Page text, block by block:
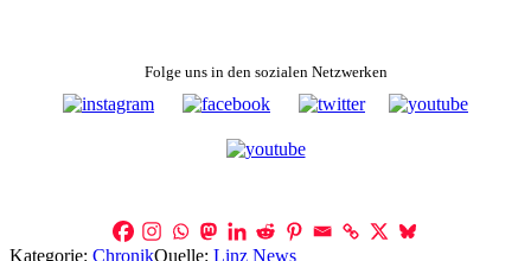
Folge uns in den sozialen Netzwerken
Kategorie: ChronikQuelle: Linz News